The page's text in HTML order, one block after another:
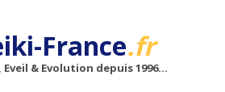
France.fr
Eveil & Evolution depuis 1996...